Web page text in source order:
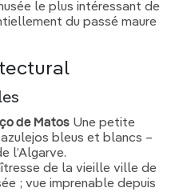
le plus intéressant de
du passé maure
de Matos Une petite
azulejos bleus et blancs –
l’Algarve.
de la vieille ville de
; vue imprenable depuis